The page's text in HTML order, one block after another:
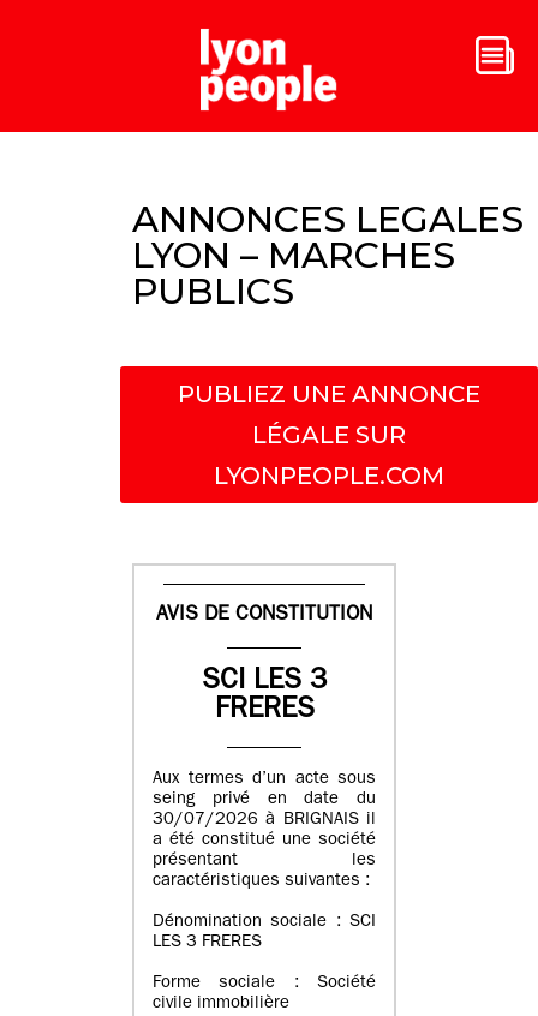
ANNONCES LEGALES
LYON – MARCHES
PUBLICS
PUBLIEZ UNE ANNONCE
LÉGALE SUR
LYONPEOPLE.COM
AVIS DE CONSTITUTION
SCI LES 3
FRERES
Aux termes d’un acte sous
seing privé en date du
30/07/2026 à BRIGNAIS il
a été constitué une société
présentant les
caractéristiques suivantes :
Dénomination sociale : SCI
LES 3 FRERES
Forme sociale : Société
civile immobilière